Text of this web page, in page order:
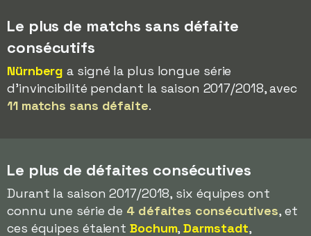
Le plus de matchs sans défaite
consécutifs
Nürnberg a signé la plus longue série
d'invincibilité pendant la saison 2017/2018, avec
11 matchs sans défaite.
Le plus de défaites consécutives
Durant la saison 2017/2018, six équipes ont
connu une série de 4 défaites consécutives, et
ces équipes étaient Bochum,Darmstadt,